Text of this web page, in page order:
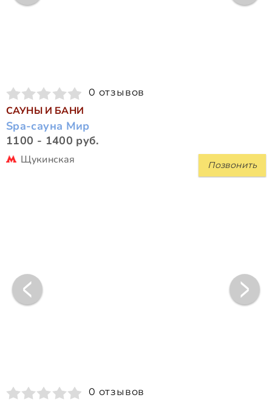
0 отзывов
САУНЫ И БАНИ
Spa-сауна Мир
1100 - 1400 руб.
Позвонить
Щукинская
0 отзывов